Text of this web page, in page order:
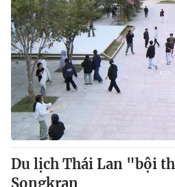
Du lịch Thái Lan "bội
Songkran